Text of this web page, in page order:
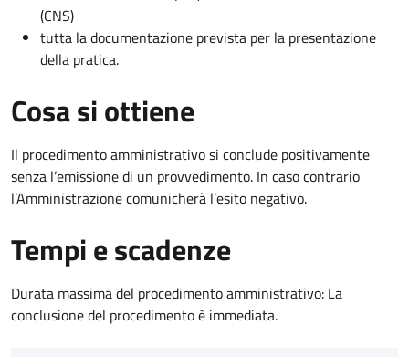
(CNS)
tutta la documentazione prevista per la presentazione
della pratica.
Cosa si ottiene
Il procedimento amministrativo si conclude positivamente
senza l’emissione di un provvedimento. In caso contrario
l’Amministrazione comunicherà l’esito negativo.
Tempi e scadenze
Durata massima del procedimento amministrativo: La
conclusione del procedimento è immediata.